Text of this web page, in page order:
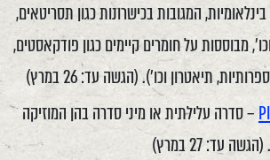
המגובות בכישרונות כגון תסריטאים,
מבוססות על חומרים קיימים כגון פודקאסטים,
תיאטרון וכו'). (הגשה עד: 26 במרץ)
– סדרה עלילתית או מיני סדרה בהן המוזיקה
עד: 27 במרץ)